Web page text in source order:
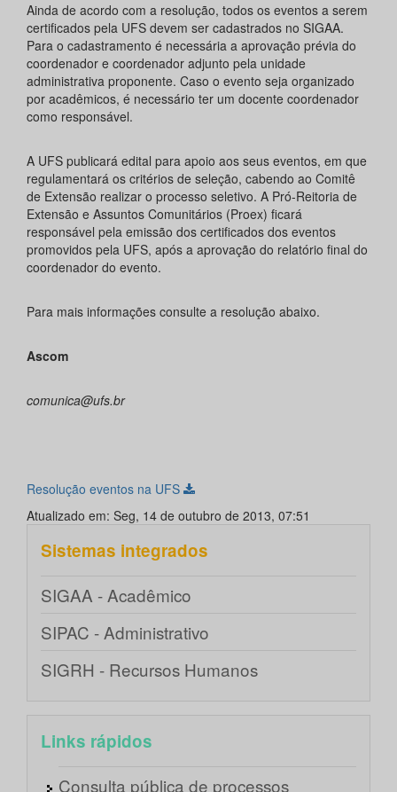
Ainda de acordo com a resolução, todos os eventos a serem
certificados pela UFS devem ser cadastrados no SIGAA.
Para o cadastramento é necessária a aprovação prévia do
coordenador e coordenador adjunto pela unidade
administrativa proponente. Caso o evento seja organizado
por acadêmicos, é necessário ter um docente coordenador
como responsável.
A UFS publicará edital para apoio aos seus eventos, em que
regulamentará os critérios de seleção, cabendo ao Comitê
de Extensão realizar o processo seletivo. A Pró-Reitoria de
Extensão e Assuntos Comunitários (Proex) ficará
responsável pela emissão dos certificados dos eventos
promovidos pela UFS, após a aprovação do relatório final do
coordenador do evento.
Para mais informações consulte a resolução abaixo.
Ascom
comunica@ufs.br
Resolução eventos na UFS
Atualizado em: Seg, 14 de outubro de 2013, 07:51
Sistemas integrados
SIGAA - Acadêmico
SIPAC - Administrativo
SIGRH - Recursos Humanos
Links rápidos
Consulta pública de processos